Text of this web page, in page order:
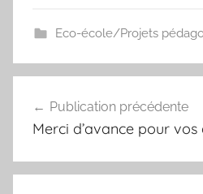
Eco-école/Projets
de
Publication précédente
Merci d’avance pour vos